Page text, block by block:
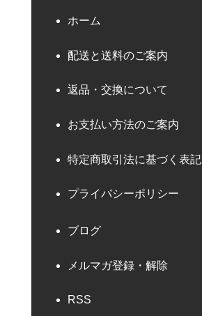
ホーム
配送と送料のご案内
返品・交換について
お支払い方法のご案内
特定商取引法に基づく表記
プライバシーポリシー
ブログ
メルマガ登録・解除
RSS